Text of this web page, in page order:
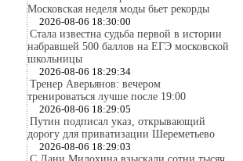
Московская неделя моды бьет рекорды
2026-08-06 18:30:00
Стала известна судьба первой в истории
набравшей 500 баллов на ЕГЭ московской
школьницы
2026-08-06 18:29:34
Тренер Аверьянов: вечером
тренироваться лучше после 19:00
2026-08-06 18:29:05
Путин подписал указ, открывающий
дорогу для приватизации Шереметьево
2026-08-06 18:29:03